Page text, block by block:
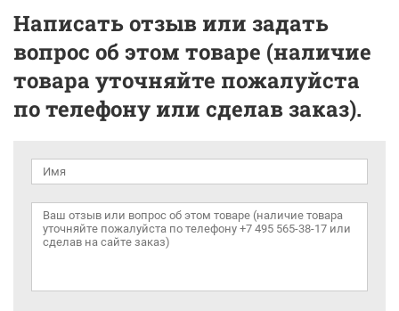
Написать отзыв или задать
вопрос об этом товаре (наличие
товара уточняйте пожалуйста
по телефону или сделав заказ).